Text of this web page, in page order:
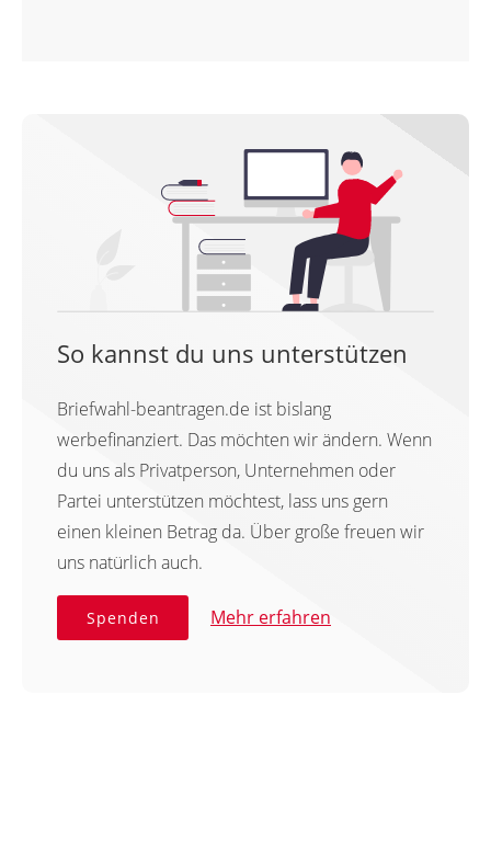
So kannst du uns unterstützen
Briefwahl-beantragen.de ist bislang
werbefinanziert. Das möchten wir ändern. Wenn
du uns als Privatperson, Unternehmen oder
Partei unterstützen möchtest, lass uns gern
einen kleinen Betrag da. Über große freuen wir
uns natürlich auch.
Spenden Mehr erfahren